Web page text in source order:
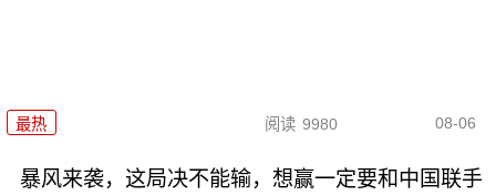
最热 阅读 9980 08-06
暴风来袭，这局决不能输，想赢一定要和中国联手